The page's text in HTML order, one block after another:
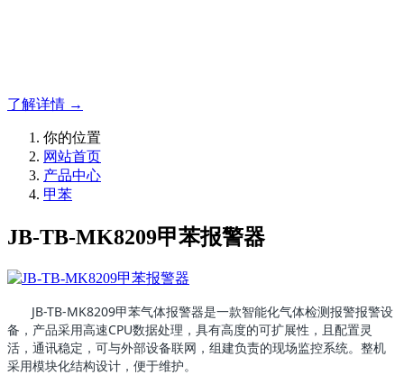
了解详情 →
你的位置
网站首页
产品中心
甲苯
JB-TB-MK8209甲苯报警器
JB-TB-MK8209甲苯气体报警器是一款智能化气体检测报警报警设
备，产品采用高速CPU数据处理，具有高度的可扩展性，且配置灵
活，通讯稳定，可与外部设备联网，组建负责的现场监控系统。整机
采用模块化结构设计，便于维护。